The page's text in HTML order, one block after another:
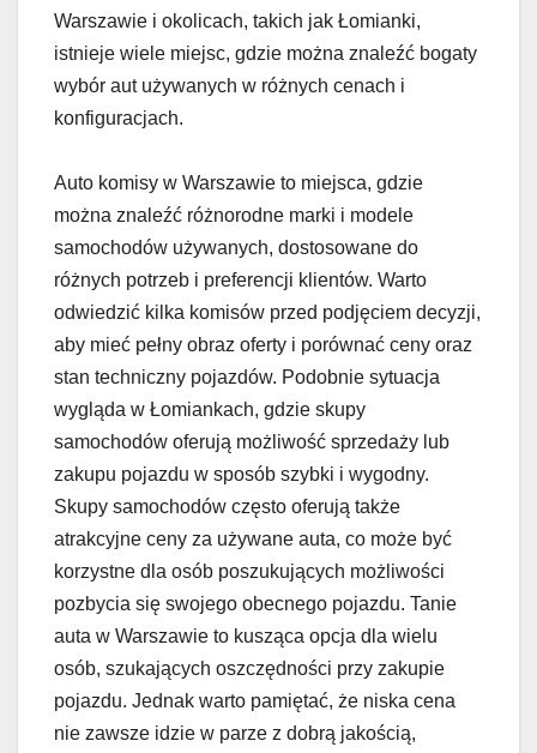
Warszawie i okolicach, takich jak Łomianki,
istnieje wiele miejsc, gdzie można znaleźć bogaty
wybór aut używanych w różnych cenach i
konfiguracjach.
Auto komisy w Warszawie to miejsca, gdzie
można znaleźć różnorodne marki i modele
samochodów używanych, dostosowane do
różnych potrzeb i preferencji klientów. Warto
odwiedzić kilka komisów przed podjęciem decyzji,
aby mieć pełny obraz oferty i porównać ceny oraz
stan techniczny pojazdów. Podobnie sytuacja
wygląda w Łomiankach, gdzie skupy
samochodów oferują możliwość sprzedaży lub
zakupu pojazdu w sposób szybki i wygodny.
Skupy samochodów często oferują także
atrakcyjne ceny za używane auta, co może być
korzystne dla osób poszukujących możliwości
pozbycia się swojego obecnego pojazdu. Tanie
auta w Warszawie to kusząca opcja dla wielu
osób, szukających oszczędności przy zakupie
pojazdu. Jednak warto pamiętać, że niska cena
nie zawsze idzie w parze z dobrą jakością,